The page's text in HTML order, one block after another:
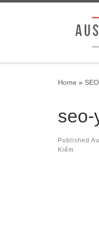
Home »
seo-
Published
Kiếm